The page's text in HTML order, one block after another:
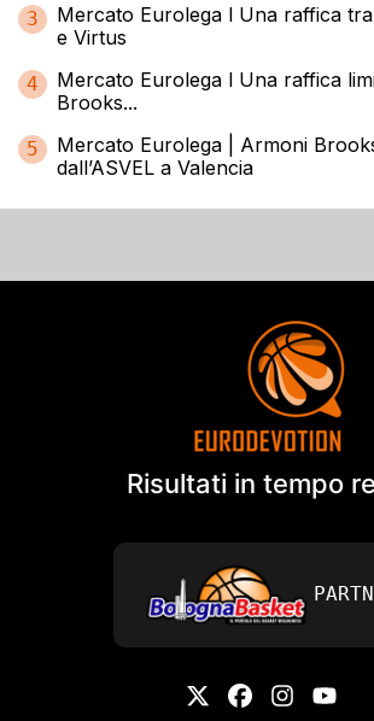
3
Mercato Eurolega l Una raffica
e Virtus
4
Mercato Eurolega l Una raffica
Brooks...
5
Mercato Eurolega | Armoni
dall’ASVEL a Valencia
Risultati in tempo